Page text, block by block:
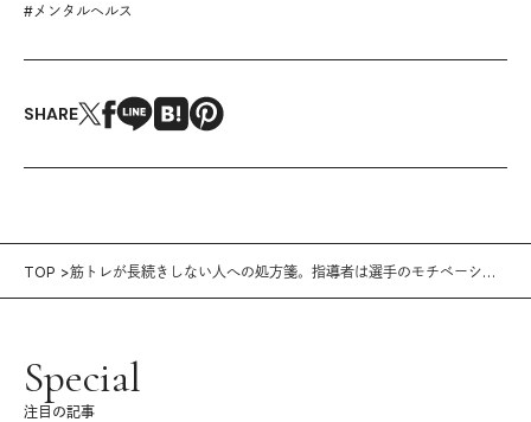
#メンタルヘルス
SHARE
TOP
筋トレが長続きしない人への処方箋。指導者は選手のモチベーショ
Special
注目の記事